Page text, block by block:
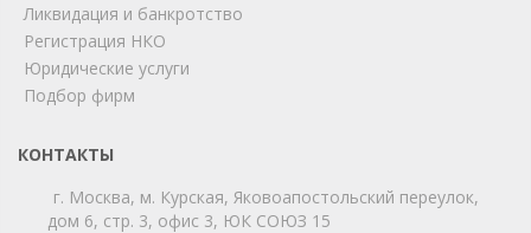
Ликвидация и банкротство
Регистрация НКО
Юридические услуги
Подбор фирм
КОНТАКТЫ
г. Москва, м. Курская, Яковоапостольский переулок,
дом 6, стр. 3, офис 3, ЮК СОЮЗ 15
Telegram
Телефон